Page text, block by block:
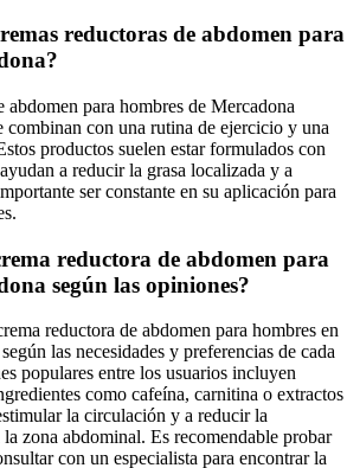
reductoras de abdomen para
abdomen para hombres de Mercadona
combinan con una rutina de ejercicio y una
productos suelen estar formulados con
a reducir la grasa localizada y a
ser constante en su aplicación para
reductora de abdomen para
según las opiniones?
reductora de abdomen para hombres en
las necesidades y preferencias de cada
populares entre los usuarios incluyen
como cafeína, carnitina o extractos
la circulación y a reducir la
zona abdominal. Es recomendable probar
con un especialista para encontrar la